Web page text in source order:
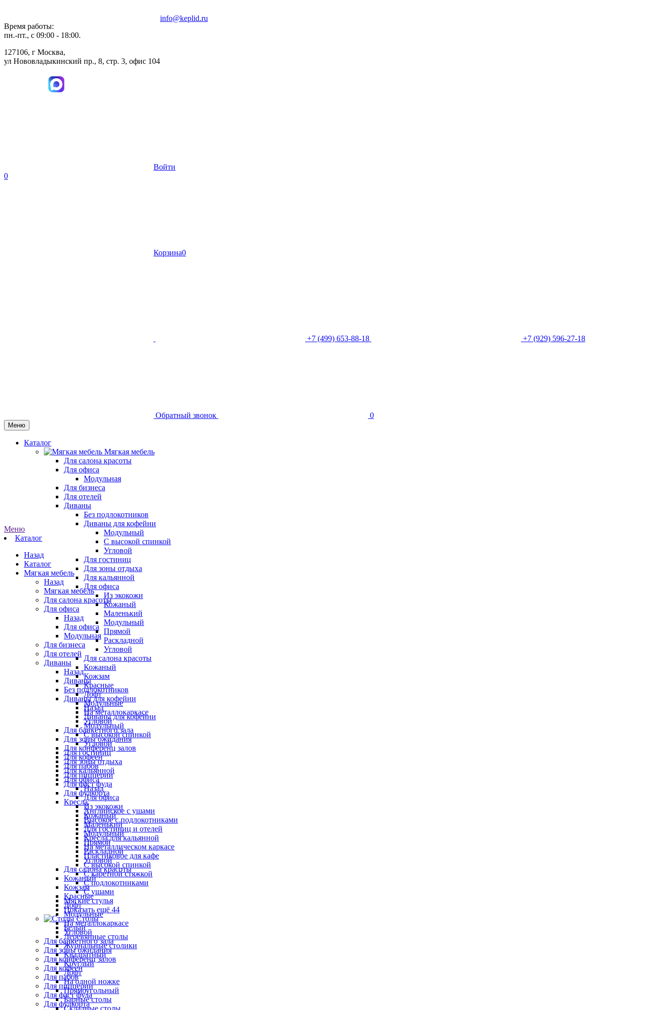
Время работы:
пн.-пт., с 09:00 - 18:00.
127106, г Москва,
ул Нововладыкинский пр., 8, стр. 3, офис 104
info@keplid.ru
Войти
0
Корзина0
+7 (499) 653-88-18 +7 (929) 596-27-18
Обратный звонок 0
Меню
Каталог
Мягкая мебель
Для салона красоты
Для офиса
Модульная
Для бизнеса
Для отелей
Диваны
Без подлокотников
Диваны для кофейни
Модульный
С высокой спинкой
Угловой
Для гостиниц
Для зоны отдыха
Для кальянной
Для офиса
Из экокожи
Кожаный
Маленький
Модульный
Прямой
Раскладной
Угловой
Для салона красоты
Кожаный
Кожзам
Красные
Лофт
Модульные
На металлокаркасе
Угловой
Для банкетного зала
Для зоны ожидания
Для конференц залов
Для кофеен
Для пабов
Для пиццерии
Для фаст фуда
Для фудкорта
Кресла
Английское с ушами
Высокое с подлокотниками
Для гостиниц и отелей
Кресла для кальянной
На металлическом каркасе
Пластиковое для кафе
С высокой спинкой
С каретной стяжкой
С подлокотниками
С ушами
Мягкие стулья
Показать ещё 44
Столы
Белый
Деревянные столы
Журнальные столики
Квадратный
Круглый
Лофт
На одной ножке
Прямоугольный
Барные столы
Складные столы
Меню
Каталог
Назад
Каталог
Мягкая мебель
Назад
Мягкая мебель
Для салона красоты
Для офиса
Назад
Для офиса
Модульная
Для бизнеса
Для отелей
Диваны
Назад
Диваны
Без подлокотников
Диваны для кофейни
Назад
Диваны для кофейни
Модульный
С высокой спинкой
Угловой
Для гостиниц
Для зоны отдыха
Для кальянной
Для офиса
Назад
Для офиса
Из экокожи
Кожаный
Маленький
Модульный
Прямой
Раскладной
Угловой
Для салона красоты
Кожаный
Кожзам
Красные
Лофт
Модульные
На металлокаркасе
Угловой
Для банкетного зала
Для зоны ожидания
Для конференц залов
Для кофеен
Для пабов
Для пиццерии
Для фаст фуда
Для фудкорта